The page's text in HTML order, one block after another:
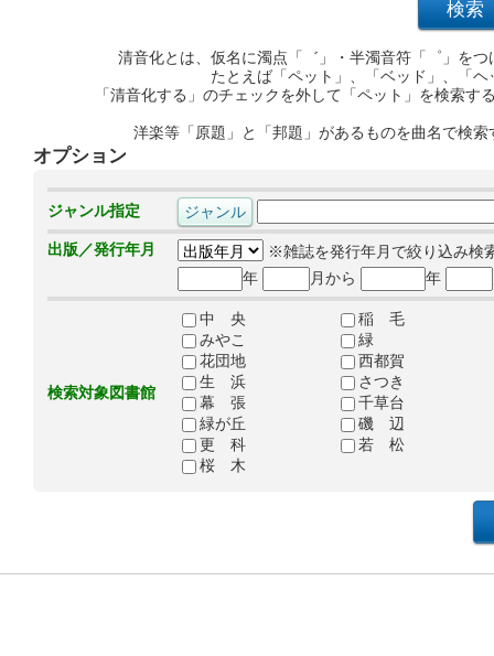
清音化とは、仮名に濁点「゛」・半濁音符「゜」を
たとえば「ペット」、「ベッド」、「
「清音化する」のチェックを外して「ペット」を検索
洋楽等「原題」と「邦題」があるものを曲名で検
オプション
ジャンル指定
出版／発行年月
※雑誌を発行年月で絞り込み検
年
月から 年
検索対象図書館
中 央
稲 毛
みやこ
緑
花団地
西都賀
生 浜
さつき
幕 張
千草台
緑が丘
磯 辺
更 科
若 松
桜 木